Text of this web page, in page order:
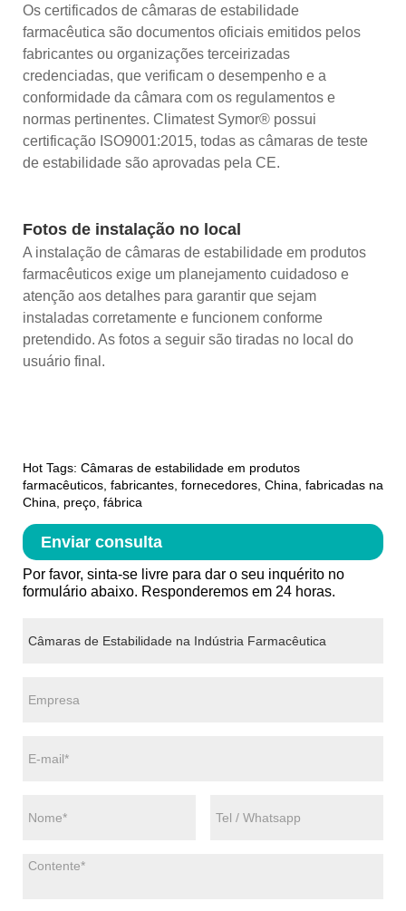
Os certificados de câmaras de estabilidade
farmacêutica são documentos oficiais emitidos pelos
fabricantes ou organizações terceirizadas
credenciadas, que verificam o desempenho e a
conformidade da câmara com os regulamentos e
normas pertinentes. Climatest Symor® possui
certificação ISO9001:2015, todas as câmaras de teste
de estabilidade são aprovadas pela CE.
Fotos de instalação no local
A instalação de câmaras de estabilidade em produtos
farmacêuticos exige um planejamento cuidadoso e
atenção aos detalhes para garantir que sejam
instaladas corretamente e funcionem conforme
pretendido. As fotos a seguir são tiradas no local do
usuário final.
Hot Tags: Câmaras de estabilidade em produtos
farmacêuticos, fabricantes, fornecedores, China, fabricadas na
China, preço, fábrica
Enviar consulta
Por favor, sinta-se livre para dar o seu inquérito no
formulário abaixo. Responderemos em 24 horas.